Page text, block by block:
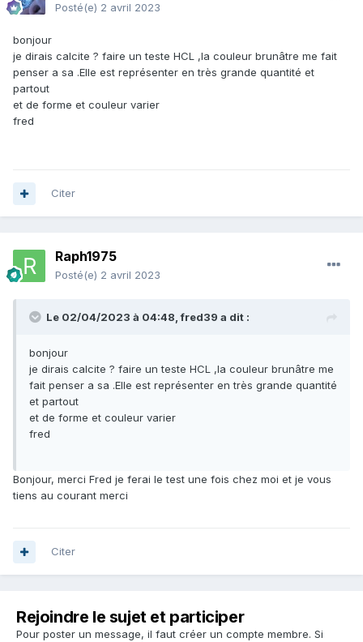
Posté(e) 2 avril 2023
bonjour
je dirais calcite ? faire un teste HCL ,la couleur brunâtre me fait
penser a sa .Elle est représenter en très grande quantité et
partout
et de forme et couleur varier
fred
Citer
Raph1975
Posté(e) 2 avril 2023
Le 02/04/2023 à 04:48,fred39 a dit :
bonjour
je dirais calcite ? faire un teste HCL ,la couleur brunâtre me
fait penser a sa .Elle est représenter en très grande quantité
et partout
et de forme et couleur varier
fred
Bonjour, merci Fred je ferai le test une fois chez moi et je vous
tiens au courant merci
Citer
Rejoindre le sujet et participer
Pour poster un message, il faut créer un compte membre. Si